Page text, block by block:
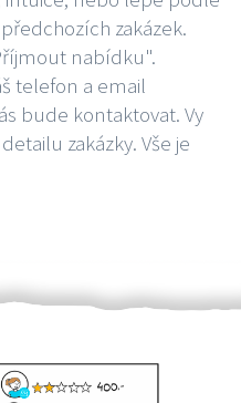
zakázek.
nabídku".
telefon a email
bude kontaktovat. Vy
zakázky. Vše je